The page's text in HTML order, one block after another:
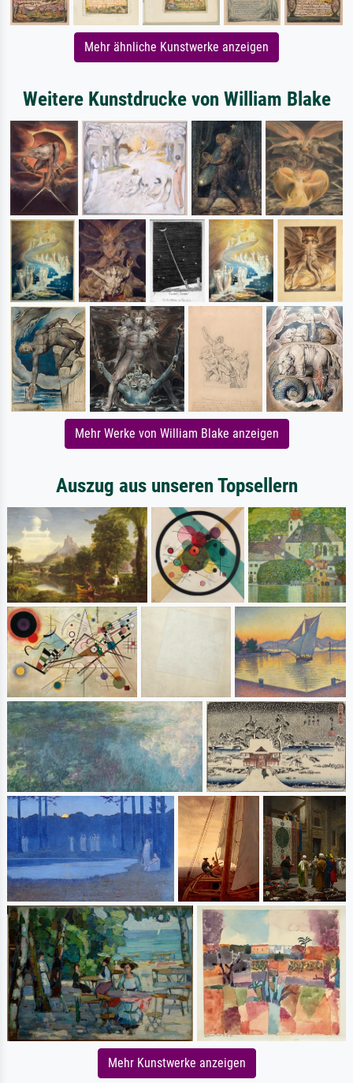
Mehr ähnliche Kunstwerke anzeigen
Weitere Kunstdrucke von William Blake
Mehr Werke von William Blake anzeigen
Auszug aus unseren Topsellern
Mehr Kunstwerke anzeigen